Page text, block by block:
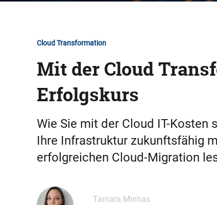
Cloud Transformation
Mit der Cloud
Erfolgskurs
Wie Sie mit der Cloud IT-Kosten
Ihre Infrastruktur zukunftsfähig
erfolgreichen Cloud-Migration
Tamara Minhas